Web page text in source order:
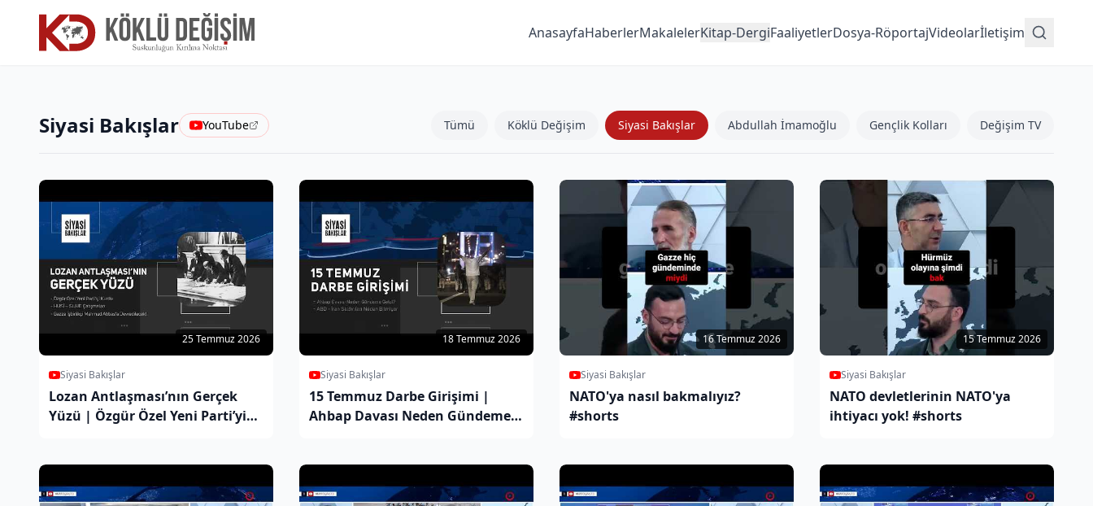
AnasayfaHaberlerMakalelerKitap-DergiFaaliyetlerDosya-RöportajVideolarİletişim
Siyasi Bakışlar YouTube Tümü Köklü Değişim Siyasi Bakışlar Abdullah İmamoğlu Gençlik Kolları Değişim TV
25 Temmuz 2026
Siyasi Bakışlar
Lozan Antlaşması’nın Gerçek
Yüzü | Özgür Özel Yeni Parti’yi
18 Temmuz 2026
Siyasi Bakışlar
15 Temmuz Darbe Girişimi |
Ahbap Davası Neden Gündeme
16 Temmuz 2026
Siyasi Bakışlar
NATO'ya nasıl bakmalıyız?
#shorts
15 Temmuz 2026
Siyasi Bakışlar
NATO devletlerinin NATO'ya
ihtiyacı yok! #shorts